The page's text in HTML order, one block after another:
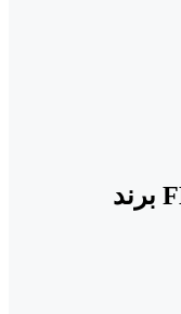
سیلندر 120 کیلوگرمی FM200 برند